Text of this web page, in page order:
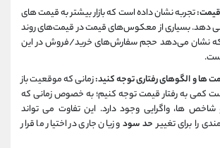
تجربه نشان داده است که بازار بیشتر به قیمت های
دهد. بسیاری از معکوس‌های قیمت در قیمت‌های روند
نشان می‌دهد حجم سفارش‌های خرید/فروش در این
ها و الگوهای رفتاری توجه کنید:زمانی که موقعیت باز
کمی به رفتار قیمت توجه کنیم؛ به خصوص زمانی که
ها، واگرایی وجود دارد. این تفاوت می تواند
را برای تغییرحد سودو زیان جاری در اختیار ما قرار